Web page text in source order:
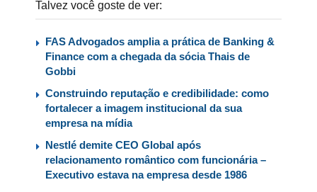
Talvez você goste de ver:
FAS Advogados amplia a prática de Banking &
Finance com a chegada da sócia Thais de
Gobbi
Construindo reputação e credibilidade: como
fortalecer a imagem institucional da sua
empresa na mídia
Nestlé demite CEO Global após
relacionamento romântico com funcionária –
Executivo estava na empresa desde 1986